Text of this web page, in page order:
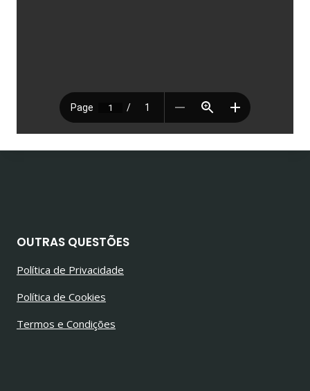
OUTRAS QUESTÕES
Política de Privacidade
Política de Cookies
Termos e Condições